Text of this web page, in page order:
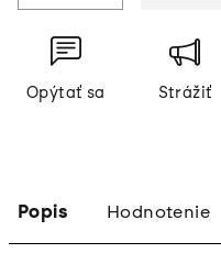
Opýtať sa Strážiť
Popis Hodnotenie